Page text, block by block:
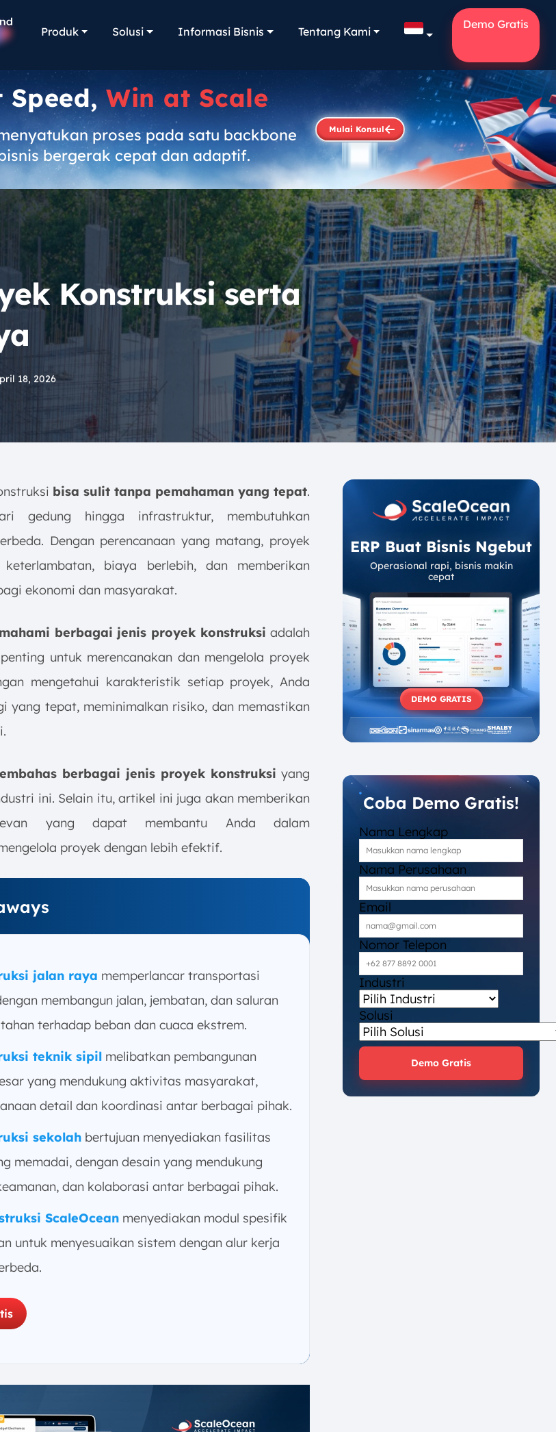
Produk Solusi Informasi Bisnis Tentang Kami
Demo Gratis
Speed,Win at Scale
proses pada satu backbone
bergerak cepat dan adaptif.
Mulai Konsul
Konstruksi serta
18, 2026
bisa sulit tanpa pemahaman yang tepat.
gedung hingga infrastruktur, membutuhkan
Dengan perencanaan yang matang, proyek
biaya berlebih, dan memberikan
ekonomi dan masyarakat.
berbagai jenis proyek konstruksi adalah
untuk merencanakan dan mengelola proyek
mengetahui karakteristik setiap proyek, Anda
yang tepat, meminimalkan risiko, dan memastikan
berbagai jenis proyek konstruksi yang
ini. Selain itu, artikel ini juga akan memberikan
yang dapat membantu Anda dalam
proyek dengan lebih efektif.
jalan raya memperlancar transportasi
membangun jalan, jembatan, dan saluran
terhadap beban dan cuaca ekstrem.
teknik sipil melibatkan pembangunan
yang mendukung aktivitas masyarakat,
detail dan koordinasi antar berbagai pihak.
sekolah bertujuan menyediakan fasilitas
memadai, dengan desain yang mendukung
dan kolaborasi antar berbagai pihak.
ScaleOcean menyediakan modul spesifik
untuk menyesuaikan sistem dengan alur kerja
ERP Buat Bisnis Ngebut
Operasional rapi, bisnis makin
cepat
DEMO GRATIS
Coba Demo Gratis!
Nama Lengkap
Nama Perusahaan
Email
Nomor Telepon
Industri
Solusi
Demo Gratis